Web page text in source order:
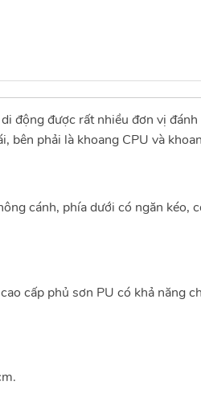
được rất nhiều đơn vị
bên phải là khoang CPU và
cánh, phía dưới có ngăn kéo,
cấp phủ sơn PU có khả năng